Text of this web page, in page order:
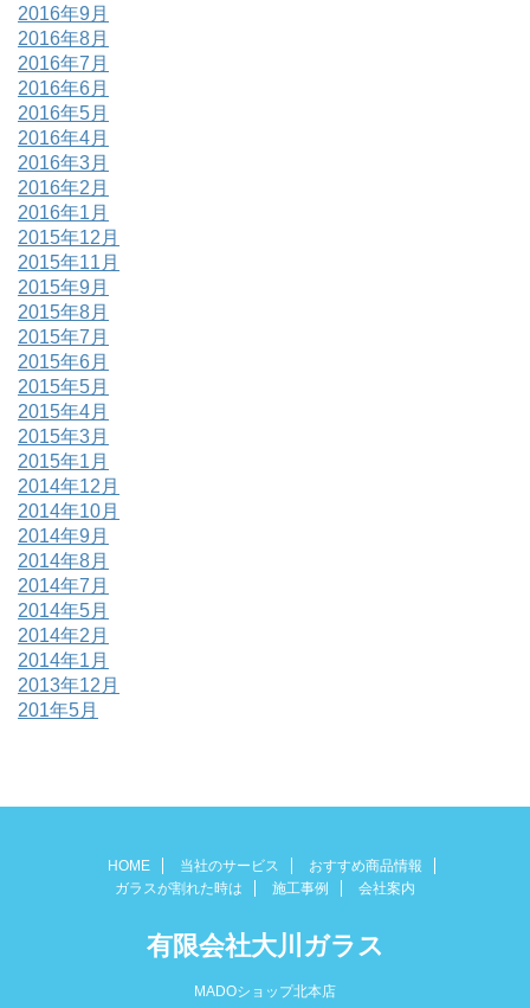
2016年9月
2016年8月
2016年7月
2016年6月
2016年5月
2016年4月
2016年3月
2016年2月
2016年1月
2015年12月
2015年11月
2015年9月
2015年8月
2015年7月
2015年6月
2015年5月
2015年4月
2015年3月
2015年1月
2014年12月
2014年10月
2014年9月
2014年8月
2014年7月
2014年5月
2014年2月
2014年1月
2013年12月
201年5月
HOME 当社のサービス
おすすめ商品情報
ガラスが割れた時は
施工事例 会社案内
有限会社大川ガラス
MADOショップ北本店